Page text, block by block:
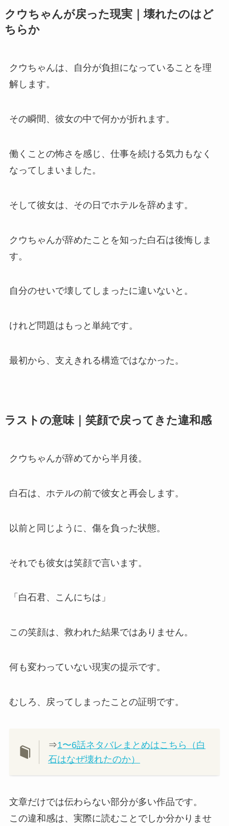
クウちゃんが戻った現実｜壊れたのはど
ちらか
クウちゃんは、自分が負担になっていることを理
解します。
その瞬間、彼女の中で何かが折れます。
働くことの怖さを感じ、仕事を続ける気力もなく
なってしまいました。
そして彼女は、その日でホテルを辞めます。
クウちゃんが辞めたことを知った白石は後悔しま
す。
自分のせいで壊してしまったに違いないと。
けれど問題はもっと単純です。
最初から、支えきれる構造ではなかった。
ラストの意味｜笑顔で戻ってきた違和感
クウちゃんが辞めてから半月後。
白石は、ホテルの前で彼女と再会します。
以前と同じように、傷を負った状態。
それでも彼女は笑顔で言います。
「白石君、こんにちは」
この笑顔は、救われた結果ではありません。
何も変わっていない現実の提示です。
むしろ、戻ってしまったことの証明です。
⇒1〜6話ネタバレまとめはこちら（白
石はなぜ壊れたのか）
文章だけでは伝わらない部分が多い作品です。
この違和感は、実際に読むことでしか分かりませ